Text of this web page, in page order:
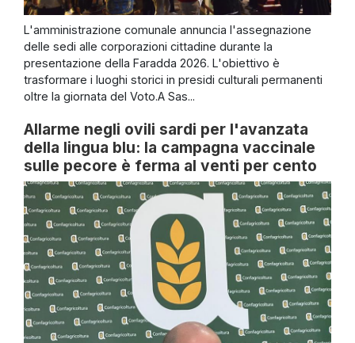
L'amministrazione comunale annuncia l'assegnazione
delle sedi alle corporazioni cittadine durante la
presentazione della Faradda 2026. L'obiettivo è
trasformare i luoghi storici in presidi culturali permanenti
oltre la giornata del Voto.A Sas...
Allarme negli ovili sardi per l'avanzata
della lingua blu: la campagna vaccinale
sulle pecore è ferma al venti per cento